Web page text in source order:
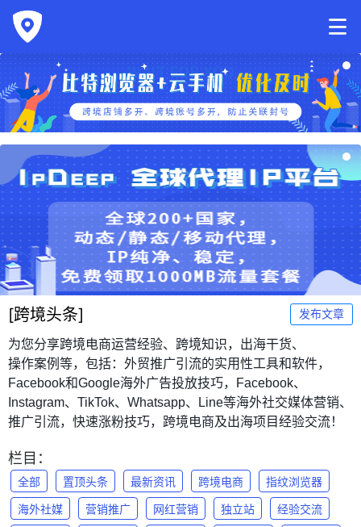
[跨境头条] 发布文章
为您分享跨境电商运营经验、跨境知识，出海干货、
操作案例等，包括：外贸推广引流的实用性工具和软件，
Facebook和Google海外广告投放技巧，Facebook、
Instagram、TikTok、Whatsapp、Line等海外社交媒体营销、
推广引流，快速涨粉技巧，跨境电商及出海项目经验交流！
栏目：
全部 置顶头条 最新资讯 跨境电商 指纹浏览器
海外社媒 营销推广 网红营销 独立站 经验交流